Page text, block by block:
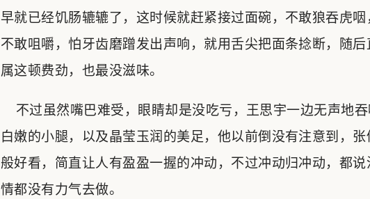
早就已经饥肠辘辘了，这时候就赶紧接过面碗，不敢狼吞虎咽
不敢咀嚼，怕牙齿磨蹭发出声响，就用舌尖把面条捻断，随
属这顿费劲，也最没滋味。
不过虽然嘴巴难受，眼睛却是没吃亏，王思宇一边无声地
白嫩的小腿，以及晶莹玉润的美足，他以前倒没有注意到，
般好看，简直让人有盈盈一握的冲动，不过冲动归冲动，都
情都没有力气去做。